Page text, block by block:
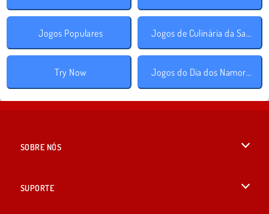
Jogos Populares Jogos de Culinária da Sara
Try Now Jogos do Dia dos Namorados
SOBRE NÓS
SUPORTE